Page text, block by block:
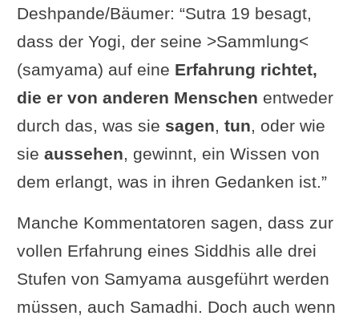
Deshpande/Bäumer: “Sutra 19 besagt,
dass der Yogi, der seine >Sammlung<
(samyama) auf eine Erfahrung richtet,
die er von anderen Menschen entweder
durch das, was sie sagen, tun, oder wie
sie aussehen, gewinnt, ein Wissen von
dem erlangt, was in ihren Gedanken ist.”
Manche Kommentatoren sagen, dass zur
vollen Erfahrung eines Siddhis alle drei
Stufen von Samyama ausgeführt werden
müssen, auch Samadhi. Doch auch wenn